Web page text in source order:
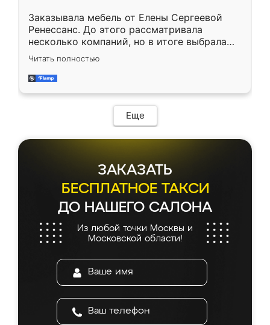
Заказывала мебель от Елены Сергеевой
Ренессанс. До этого рассматривала
несколько компаний, но в итоге выбрала
эту. Сначала обговорили условия, потом
приехал замерщик, всё спокойно объяснил
и снял размеры. Изготовили в срок, с
мебель сразу встала на свое место без
каких-либо доработок. Качеством осталась
довольна, все выглядит так, как и ожидала.
Читать полностью
Еще
ЗАКАЗАТЬ
БЕСПЛАТНОЕ ТАКСИ
ДО НАШЕГО САЛОНА
Из любой точки Москвы и
Московской области!